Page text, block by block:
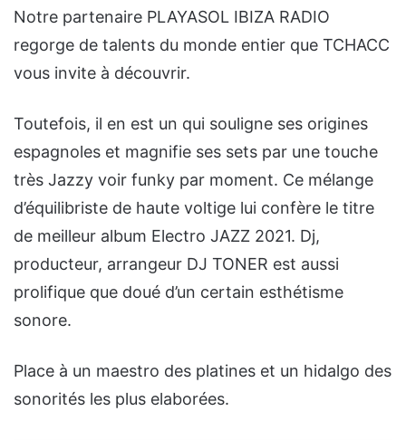
Notre partenaire PLAYASOL IBIZA RADIO
regorge de talents du monde entier que TCHACC
vous invite à découvrir.
Toutefois, il en est un qui souligne ses origines
espagnoles et magnifie ses sets par une touche
très Jazzy voir funky par moment. Ce mélange
d’équilibriste de haute voltige lui confère le titre
de meilleur album Electro JAZZ 2021. Dj,
producteur, arrangeur DJ TONER est aussi
prolifique que doué d’un certain esthétisme
sonore.
Place à un maestro des platines et un hidalgo des
sonorités les plus elaborées.